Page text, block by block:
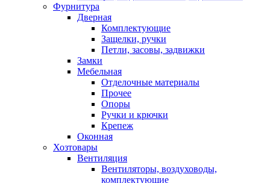
Фурнитура
Дверная
Комплектующие
Защелки, ручки
Петли, засовы, задвижки
Замки
Мебельная
Отделочные материалы
Прочее
Опоры
Ручки и крючки
Крепеж
Оконная
Хозтовары
Вентиляция
Вентиляторы, воздуховоды,
комплектующие